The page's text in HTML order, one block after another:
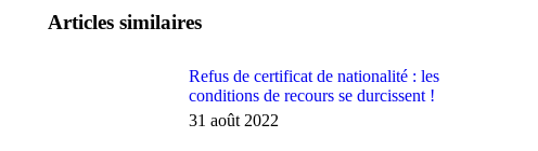
Articles similaires
Refus de certificat de nationalité : les
conditions de recours se durcissent !
31 août 2022